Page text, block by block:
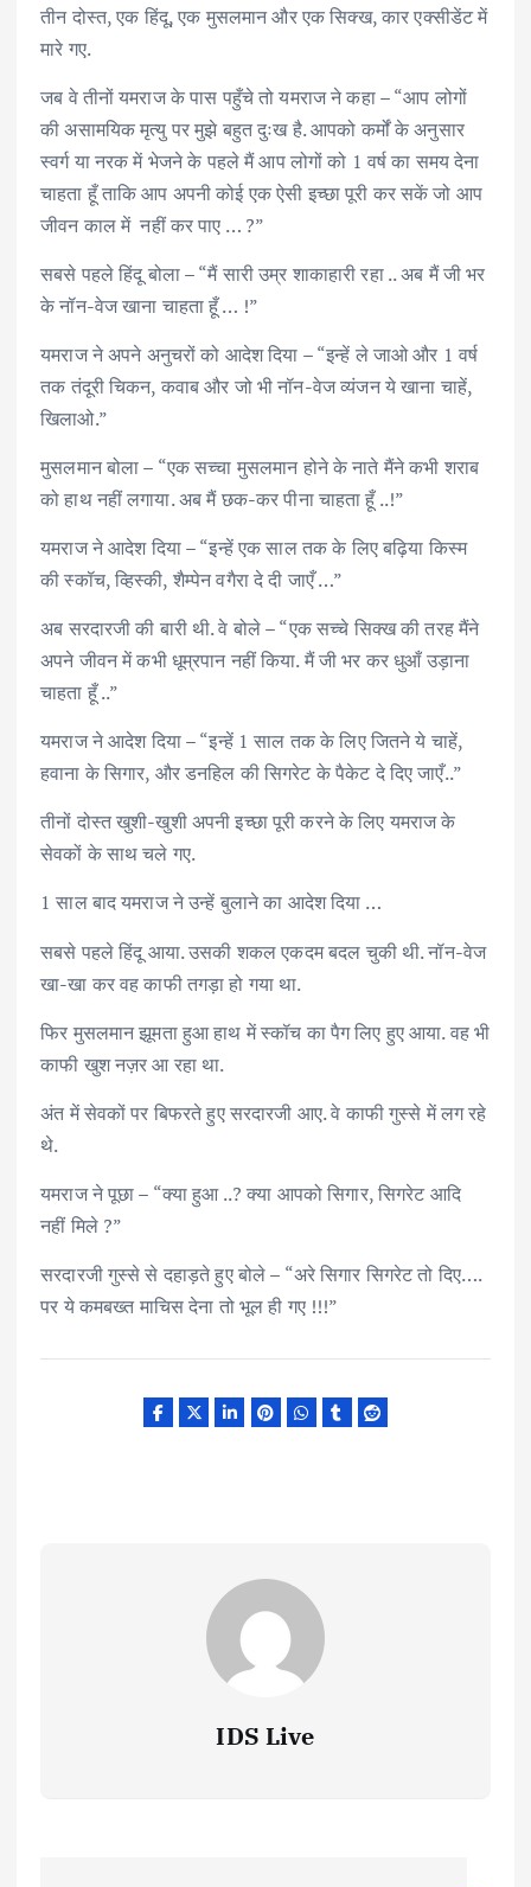
तीन दोस्त, एक हिंदू, एक मुसलमान और एक सिक्ख, कार एक्सीडेंट में
मारे गए.
जब वे तीनों यमराज के पास पहुँचे तो यमराज ने कहा – “आप लोगों
की असामयिक मृत्यु पर मुझे बहुत दुःख है. आपको कर्मों के अनुसार
स्वर्ग या नरक में भेजने के पहले मैं आप लोगों को 1 वर्ष का समय देना
चाहता हूँ ताकि आप अपनी कोई एक ऐसी इच्छा पूरी कर सकें जो आप
जीवन काल में नहीं कर पाए … ?”
सबसे पहले हिंदू बोला – “मैं सारी उम्र शाकाहारी रहा .. अब मैं जी भर
के नॉन-वेज खाना चाहता हूँ … !”
यमराज ने अपने अनुचरों को आदेश दिया – “इन्हें ले जाओ और 1 वर्ष
तक तंदूरी चिकन, कवाब और जो भी नॉन-वेज व्यंजन ये खाना चाहें,
खिलाओ.”
मुसलमान बोला – “एक सच्चा मुसलमान होने के नाते मैंने कभी शराब
को हाथ नहीं लगाया. अब मैं छक-कर पीना चाहता हूँ ..!”
यमराज ने आदेश दिया – “इन्हें एक साल तक के लिए बढ़िया किस्म
की स्कॉच, व्हिस्की, शैम्पेन वगैरा दे दी जाएँ …”
अब सरदारजी की बारी थी. वे बोले – “एक सच्चे सिक्ख की तरह मैंने
अपने जीवन में कभी धूम्रपान नहीं किया. मैं जी भर कर धुआँ उड़ाना
चाहता हूँ ..”
यमराज ने आदेश दिया – “इन्हें 1 साल तक के लिए जितने ये चाहें,
हवाना के सिगार, और डनहिल की सिगरेट के पैकेट दे दिए जाएँ..”
तीनों दोस्त खुशी-खुशी अपनी इच्छा पूरी करने के लिए यमराज के
सेवकों के साथ चले गए.
1 साल बाद यमराज ने उन्हें बुलाने का आदेश दिया …
सबसे पहले हिंदू आया. उसकी शकल एकदम बदल चुकी थी. नॉन-वेज
खा-खा कर वह काफी तगड़ा हो गया था.
फिर मुसलमान झूमता हुआ हाथ में स्कॉच का पैग लिए हुए आया. वह भी
काफी खुश नज़र आ रहा था.
अंत में सेवकों पर बिफरते हुए सरदारजी आए. वे काफी गुस्से में लग रहे
थे.
यमराज ने पूछा – “क्या हुआ ..? क्या आपको सिगार, सिगरेट आदि
नहीं मिले ?”
सरदारजी गुस्से से दहाड़ते हुए बोले – “अरे सिगार सिगरेट तो दिए….
पर ये कमबख्त माचिस देना तो भूल ही गए !!!”
IDS Live